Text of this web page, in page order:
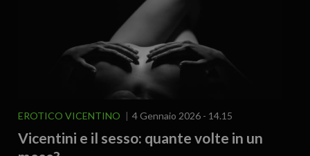
EROTICO VICENTINO 4 Gennaio 2026 - 14.15
Vicentini e il sesso: quante volte in un